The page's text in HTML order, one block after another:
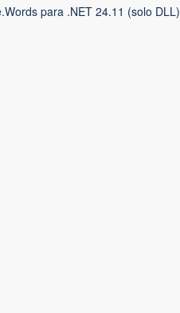
para .NET 24.11 (solo DLL)